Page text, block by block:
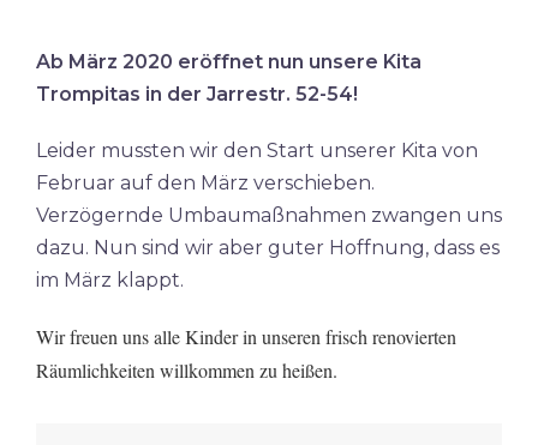
Ab März 2020 eröffnet nun unsere Kita
Trompitas in der Jarrestr. 52-54!
Leider mussten wir den Start unserer Kita von
Februar auf den März verschieben.
Verzögernde Umbaumaßnahmen zwangen uns
dazu. Nun sind wir aber guter Hoffnung, dass es
im März klappt.
Wir freuen uns alle Kinder in unseren frisch renovierten
Räumlichkeiten willkommen zu heißen.